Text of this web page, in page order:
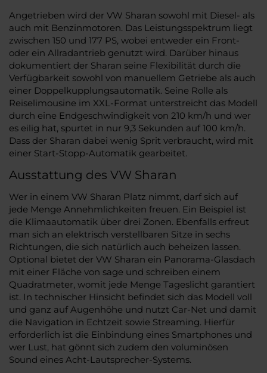
Angetrieben wird der VW Sharan sowohl mit Diesel- als
auch mit Benzinmotoren. Das Leistungsspektrum liegt
zwischen 150 und 177 PS, wobei entweder ein Front-
oder ein Allradantrieb genutzt wird. Darüber hinaus
dokumentiert der Sharan seine Flexibilität durch die
Verfügbarkeit sowohl von manuellem Getriebe als auch
einer Doppelkupplungsautomatik. Seine Rolle als
Reiselimousine im XXL-Format unterstreicht das Modell
durch eine Endgeschwindigkeit von 210 km/h und wer
es eilig hat, spurtet in nur 9,3 Sekunden auf 100 km/h.
Dass der Sharan dabei wenig Sprit verbraucht, wird mit
einer Start-Stopp-Automatik gearbeitet.
Ausstattung des VW Sharan
Wer in einem VW Sharan Platz nimmt, darf sich auf
jede Menge Annehmlichkeiten freuen. Ein Beispiel ist
die Klimaautomatik über drei Zonen. Ebenfalls erfreut
man sich an elektrisch verstellbaren Sitze in sechs
Richtungen, die sich natürlich auch beheizen lassen.
Optional bietet der VW Sharan ein Panorama-Glasdach
mit einer Fläche von sage und schreiben einem
Quadratmeter, womit jede Menge Tageslicht garantiert
ist. In technischer Hinsicht befindet sich das Modell voll
und ganz auf Augenhöhe und nutzt Car-Net und damit
die Navigation in Echtzeit sowie Streaming. Hierfür
erforderlich ist die Einbindung eines Smartphones und
wer Lust, hat gönnt sich zudem den voluminösen
Sound eines Acht-Lautsprecher-Systems.